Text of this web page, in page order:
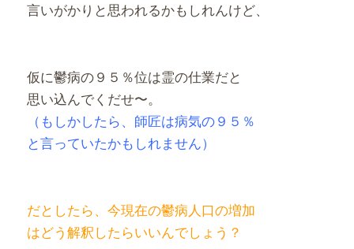
言いがかりと思われるかもしれんけど、
仮に鬱病の９５％位は霊の仕業だと
思い込んでくだせ〜。
（もしかしたら、師匠は病気の９５％
と言っていたかもしれません）
だとしたら、今現在の鬱病人口の増加
はどう解釈したらいいんでしょう？